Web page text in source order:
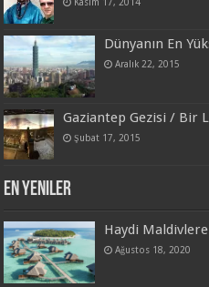
Dünyanın En
Aralık 22, 2015
Gaziantep Gezisi / Bir
Şubat 17, 2015
En Yeniler
Haydi
Ağustos 18, 2020